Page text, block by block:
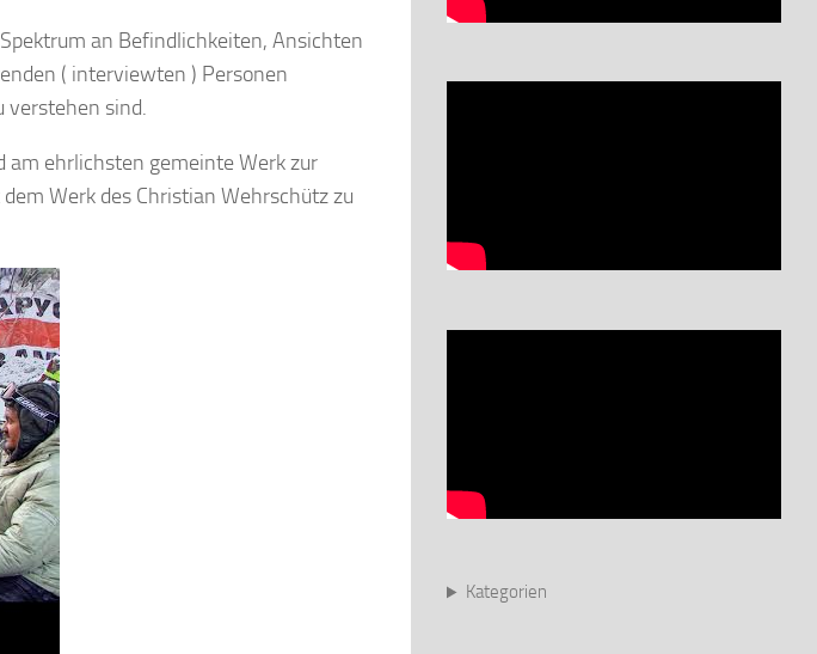
an Befindlichkeiten, Ansichten
( interviewten ) Personen
verstehen sind.
am ehrlichsten gemeinte Werk zur
Werk des Christian Wehrschütz zu
Kategorien